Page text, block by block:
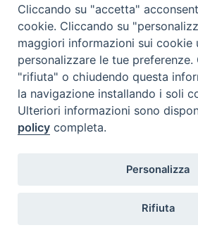
Cliccando su "accetta"
cookie. Cliccando su
maggiori informazioni sui cookie
personalizzare le tue preferenze.
"rifiuta" o chiudendo questa
la navigazione installando i soli
Ulteriori informazioni sono
policy completa.
Personalizza
Rifiuta